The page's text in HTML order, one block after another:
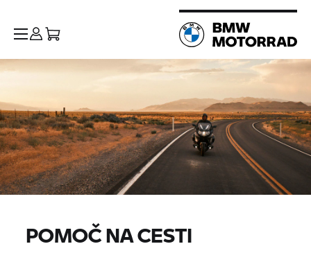
POMOČ NA CESTI